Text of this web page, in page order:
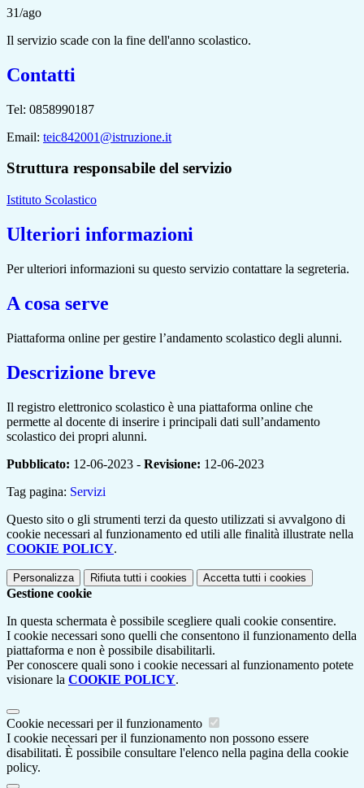
31/ago
Il servizio scade con la fine dell'anno scolastico.
Contatti
Tel: 0858990187
Email: teic842001@istruzione.it
Struttura responsabile del servizio
Istituto Scolastico
Ulteriori informazioni
Per ulteriori informazioni su questo servizio contattare la segreteria.
A cosa serve
Piattaforma online per gestire l’andamento scolastico degli alunni.
Descrizione breve
Il registro elettronico scolastico è una piattaforma online che
permette al docente di inserire i principali dati sull’andamento
scolastico dei propri alunni.
Pubblicato: 12-06-2023 - Revisione: 12-06-2023
Tag pagina: Servizi
Questo sito o gli strumenti terzi da questo utilizzati si avvalgono di
cookie necessari al funzionamento ed utili alle finalità illustrate nella
COOKIE POLICY.
Personalizza Rifiuta tutti i cookies Accetta tutti i cookies
Gestione cookie
In questa schermata è possibile scegliere quali cookie consentire.
I cookie necessari sono quelli che consentono il funzionamento della
piattaforma e non è possibile disabilitarli.
Per conoscere quali sono i cookie necessari al funzionamento potete
visionare la COOKIE POLICY.
Cookie necessari per il funzionamento
I cookie necessari per il funzionamento non possono essere
disabilitati. È possibile consultare l'elenco nella pagina della cookie
policy.